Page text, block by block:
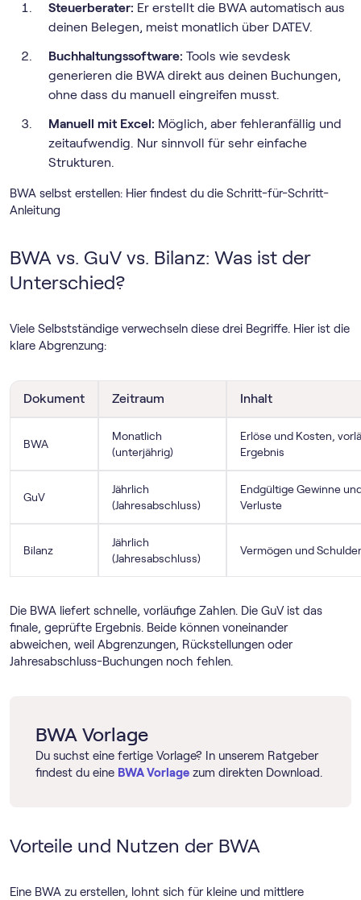
Steuerberater: Er erstellt die BWA automatisch aus
deinen Belegen, meist monatlich über DATEV.
Buch­haltungs­software: Tools wie sevdesk
generieren die BWA direkt aus deinen Buchungen,
ohne dass du manuell eingreifen musst.
Manuell mit Excel: Möglich, aber fehleranfällig und
zeitaufwendig. Nur sinnvoll für sehr einfache
Strukturen.
BWA selbst erstellen: Hier findest du die Schritt-für-Schritt-
Anleitung
BWA vs. GuV vs. Bilanz: Was ist der
Unterschied?
Viele Selbstständige verwechseln diese drei Begriffe. Hier ist die
klare Abgrenzung:
Dokument Zeitraum Inhalt
BWA
Monatlich
(unterjährig)
Erlöse und Kosten,
Ergebnis
GuV
Jährlich
(Jahresabschluss)
Endgültige Gewinne
Verluste
Bilanz
Jährlich
(Jahresabschluss)
Vermögen und
Die BWA liefert schnelle, vorläufige Zahlen. Die GuV ist das
finale, geprüfte Ergebnis. Beide können voneinander
abweichen, weil Abgrenzungen, Rückstellungen oder
Jahresabschluss-Buchungen noch fehlen.
BWA Vorlage
Du suchst eine fertige Vorlage? In unserem Ratgeber
findest du eine BWA Vorlage zum direkten Download.
Vorteile und Nutzen der BWA
Eine BWA zu erstellen, lohnt sich für kleine und mittlere